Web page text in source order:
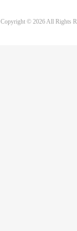
Copyright © 2026 All Rights